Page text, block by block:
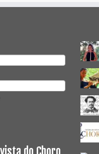
do Choro